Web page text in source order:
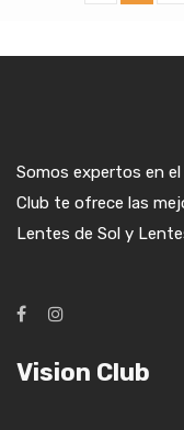
Somos expertos en
Club te ofrece las
Lentes de Sol y
Vision Club